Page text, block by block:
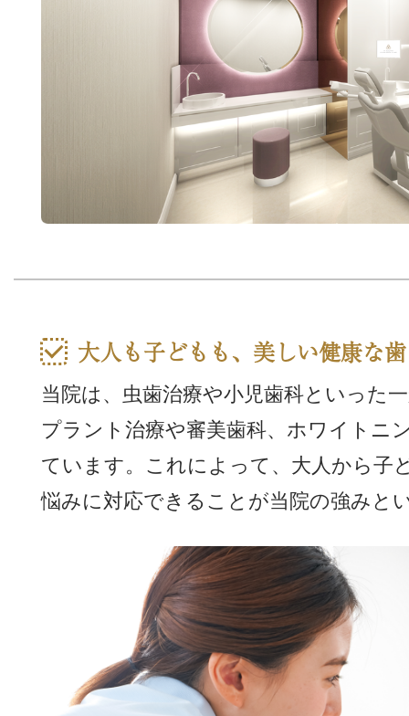
大人も子どもも、美しい健康な
当院は、虫歯治療や小児歯科といった
プラント治療や審美歯科、ホワイトニ
ています。これによって、大人から子
悩みに対応できることが当院の強みと